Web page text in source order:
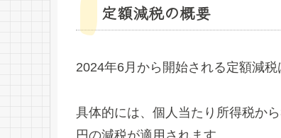
定額減税の概要
2024年6月から開始される定額減
具体的には、個人当たり所得税か